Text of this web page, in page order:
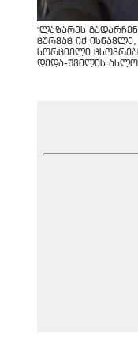
"ლაზარეს
ცურვაც იქ
ხორციელი
დედა-შვილის